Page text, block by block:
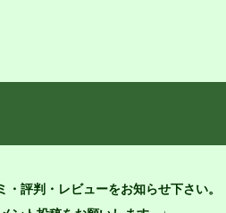
評判・レビューをお知らせ下さい。